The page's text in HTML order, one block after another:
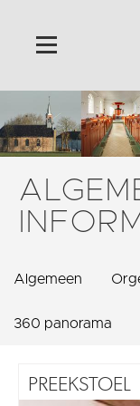
Home
Algemeen
Historie
Omgeving
Activiteiten
Doneer
Vaktaal
Algemeen
360 panorama
PREEKSTOEL